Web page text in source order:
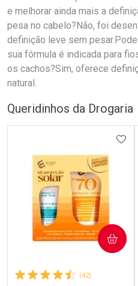
e melhorar ainda mais a
pesa no cabelo?Não, foi
definição leve sem
sua fórmula é indicada para
os cachos?Sim, oferece
natural.
Queridinhos da Drogaria
(42)
COMPRAR